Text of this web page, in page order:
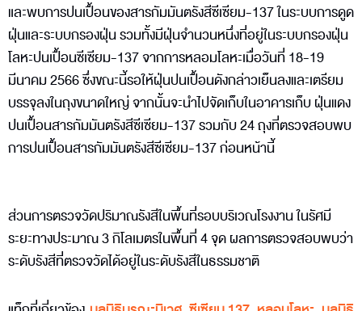
และพบการปนเปื้อนของสารกัมมันตรังสีซีเซียม-137 ในระบบการดูด
ฝุ่นและระบบกรองฝุ่น รวมทั้งมีฝุ่นจำนวนหนึ่งที่อยู่ในระบบกรองฝุ่น
โลหะปนเปื้อนซีเซียม-137 จากการหลอมโลหะเมื่อวันที่ 18-19
มีนาคม 2566 ซึ่งขณะนี้รอให้ฝุ่นปนเปื้อนดังกล่าวเย็นลงและเตรียม
บรรจุลงในถุงขนาดใหญ่ จากนั้นจะนำไปจัดเก็บในอาคารเก็บ ฝุ่นแดง
ปนเปื้อนสารกัมมันตรังสีซีเซียม-137 รวมกับ 24 ถุงที่ตรวจสอบพบ
การปนเปื้อนสารกัมมันตรังสีซีเซียม-137 ก่อนหน้านี้
ส่วนการตรวจวัดปริมาณรังสีในพื้นที่รอบบริเวณโรงงาน ในรัศมี
ระยะทางประมาณ 3 กิโลเมตรในพื้นที่ 4 จุด ผลการตรวจสอบพบว่า
ระดับรังสีที่ตรวจวัดได้อยู่ในระดับรังสีในธรรมชาติ